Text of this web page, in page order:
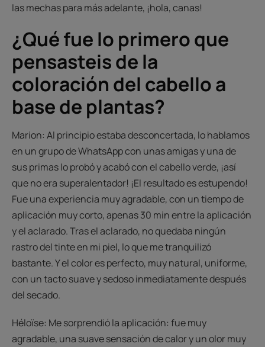
las mechas para más adelante, ¡hola, canas!
¿Qué fue lo primero que
pensasteis de la
coloración del cabello a
base de plantas?
Marion: Al principio estaba desconcertada, lo hablamos
en un grupo de WhatsApp con unas amigas y una de
sus primas lo probó y acabó con el cabello verde, ¡así
que no era superalentador! ¡El resultado es estupendo!
Fue una experiencia muy agradable, con un tiempo de
aplicación muy corto, apenas 30 min entre la aplicación
y el aclarado. Tras el aclarado, no quedaba ningún
rastro del tinte en mi piel, lo que me tranquilizó
bastante. Y el color es perfecto, muy natural, uniforme,
con un tacto suave y sedoso inmediatamente después
del secado.
Héloïse: Me sorprendió la aplicación: fue muy
agradable, una suave sensación de calor y un olor muy